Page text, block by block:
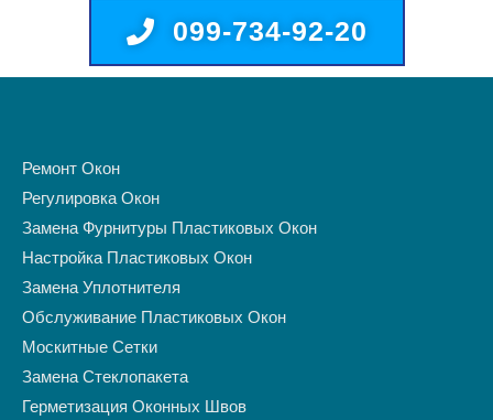
099-734-92-20
Ремонт Окон
Регулировка Окон
Замена Фурнитуры Пластиковых Окон
Настройка Пластиковых Окон
Замена Уплотнителя
Обслуживание Пластиковых Окон
Москитные Сетки
Замена Стеклопакета
Герметизация Оконных Швов